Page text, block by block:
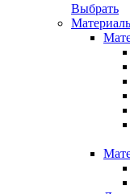
Выбрать